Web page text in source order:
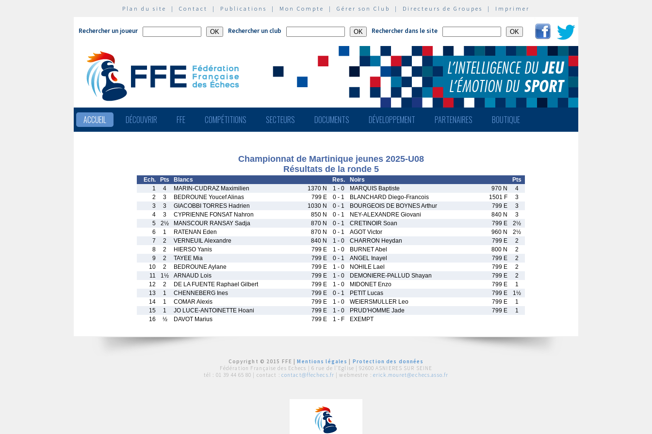
Plan du site | Contact | Publications | Mon Compte | Gérer son Club | Directeurs de Groupes | Imprimer
Rechercher un joueur Rechercher un club Rechercher dans le site
ACCUEIL DÉCOUVRIR FFE COMPÉTITIONS SECTEURS DOCUMENTS DÉVELOPPEMENT PARTENAIRES BOUTIQUE
Championnat de Martinique jeunes 2025-U08
Résultats de la ronde 5
Ech. Pts Blancs Res. Noirs
Pts
1
4 MARIN-CUDRAZ Maximilien 1370 N 1 - 0 MARQUIS Baptiste 970 N
4
2
3 BEDROUNE Youcef Alinas 799 E 0 - 1 BLANCHARD Diego-Francois 1501 F
3
3
3 GIACOBBI TORRES Hadrien 1030 N 0 - 1 BOURGEOIS DE BOYNES Arthur 799 E
3
4
3 CYPRIENNE FONSAT Nahron 850 N 0 - 1 NEY-ALEXANDRE Giovani 840 N
3
5
2½ MANSCOUR RANSAY Sadja 870 N 0 - 1 CRETINOIR Soan 799 E
2½
6
1 RATENAN Eden 870 N 0 - 1 AGOT Victor 960 N
2½
7
2 VERNEUIL Alexandre 840 N 1 - 0 CHARRON Heydan 799 E
2
8
2 HIERSO Yanis 799 E 1 - 0 BURNET Abel 800 N
2
9
2 TAYEE Mia 799 E 0 - 1 ANGEL Inayel 799 E
2
10
2 BEDROUNE Aylane 799 E 1 - 0 NOHILE Lael 799 E
2
11
1½ ARNAUD Lois 799 E 1 - 0 DEMONIERE-PALLUD Shayan 799 E
2
12
2 DE LA FUENTE Raphael Gilbert 799 E 1 - 0 MIDONET Enzo 799 E
1
13
1 CHENNEBERG Ines 799 E 0 - 1 PETIT Lucas 799 E
1½
14
1 COMAR Alexis 799 E 1 - 0 WEIERSMULLER Leo 799 E
1
15
1 JO LUCE-ANTOINETTE Hoani 799 E 1 - 0 PRUD'HOMME Jade 799 E
1
16
½ DAVOT Marius 799 E 1 - F EXEMPT
Copyright © 2015 FFE |Mentions légales
Protection des données
Fédération Française des Echecs | 6 rue de l'Eglise | 92600 ASNIERES SUR SEINE
tél : 01 39 44 65 80 | contact : contact@ffechecs.fr | webmestre : erick.mouret@echecs.asso.fr